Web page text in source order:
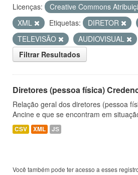
Licenças: Creative Commons
XML
Etiquetas: DIRETOR
TELEVISÃO
AUDIOVISUAL
Filtrar Resultados
Diretores (pessoa física)
Relação geral dos diretores (pessoa
Ancine e que se encontram em
CSV XML JS
Você também pode ter acesso a esses